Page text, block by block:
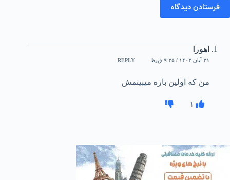
فرستادن دیدگاه
اهورا
۲۱ آبان ۱۴۰۲ / ۹:۲۵ ق٫ظ REPLY
من که اولین باره میبینمش
۱